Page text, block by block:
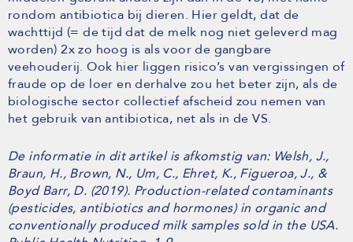
rondom antibiotica bij dieren. Hier geldt, dat de
wachttijd (= de tijd dat de melk nog niet geleverd mag
worden) 2x zo hoog is als voor de gangbare
veehouderij. Ook hier liggen risico’s van vergissingen of
fraude op de loer en derhalve zou het beter zijn, als de
biologische sector collectief afscheid zou nemen van
het gebruik van antibiotica, net als in de VS.
De informatie in dit artikel is afkomstig van: Welsh, J.,
Braun, H., Brown, N., Um, C., Ehret, K., Figueroa, J., &
Boyd Barr, D. (2019). Production-related contaminants
(pesticides, antibiotics and hormones) in organic and
conventionally produced milk samples sold in the USA.